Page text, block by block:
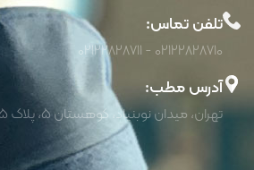
تلفن تماس:
02122828710 - 02122828711
آدرس مطب:
تهران، میدان نوبنیاد، کوهستان 5، پلاک 5، واحد 3